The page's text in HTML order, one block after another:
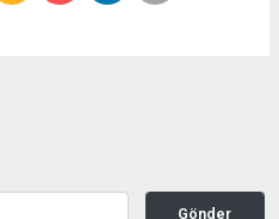
Gönder